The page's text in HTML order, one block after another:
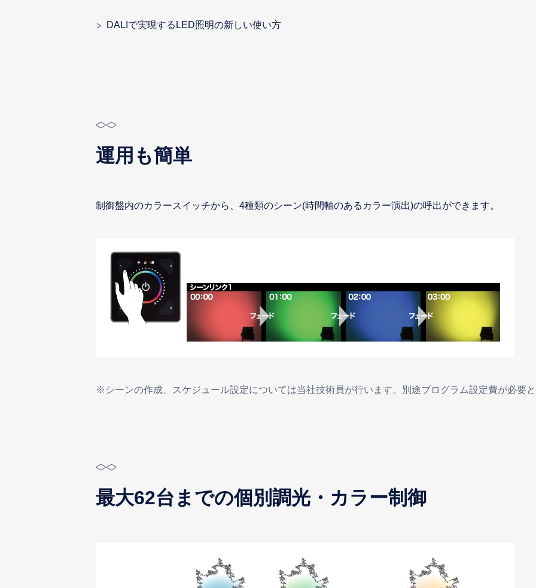
DALIで実現するLED照明の新しい使い方
運用も簡単
制御盤内のカラースイッチから、4種類のシーン(時間軸のあるカラー演出)の呼出ができます。
※シーンの作成、スケジュール設定については当社技術員が行います。別途ブログラム設定費が必要
最大62台までの個別調光・カラー制御